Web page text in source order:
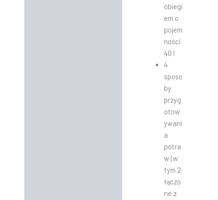
obiegi
em o
pojem
ności
40 l
4
sposo
by
przyg
otow
ywani
a
potra
w (w
tym 2
łączo
ne z